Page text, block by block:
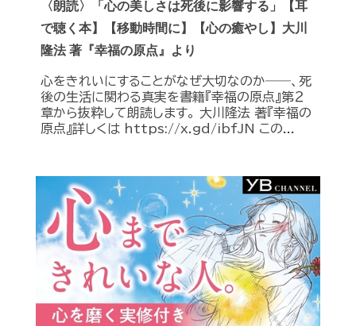
〈朗読〉「心の美しさは死後に影響する」【耳
で聴く本】【移動時間に】【心の癒やし】大川
隆法 著『幸福の原点』より
心をきれいにすることがなぜ大切なのか――、死
後の生活に関わる真実を書籍『幸福の原点』第２
章から抜粋して朗読します。 大川隆法 著『幸福の
原点』詳しくは https://x.gd/ibfJN この...